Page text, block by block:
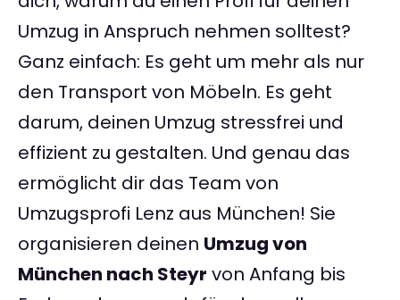
Umzug in Anspruch nehmen solltest?
Ganz einfach: Es geht um mehr als nur
den Transport von Möbeln. Es geht
darum, deinen Umzug stressfrei und
effizient zu gestalten. Und genau das
ermöglicht dir das Team von
Umzugsprofi Lenz aus München! Sie
organisieren deinen Umzug von
München nach Steyr von Anfang bis